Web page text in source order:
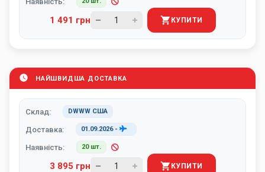
1 491 грн КУПИТИ
НАЙШВИДША ДОСТАВКА
Склад: DWWW США
Доставка: 01.09.2026-
Наявність: 20 шт.
3 895 грн КУПИТИ